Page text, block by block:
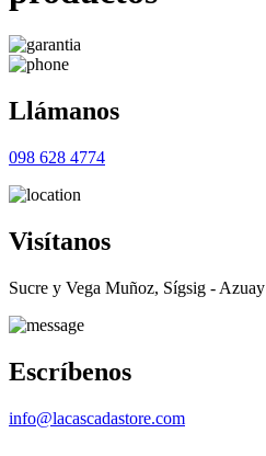
Llámanos
098 628 4774
Visítanos
Sucre y Vega Muñoz, Sígsig - Azuay
Escríbenos
info@lacascadastore.com